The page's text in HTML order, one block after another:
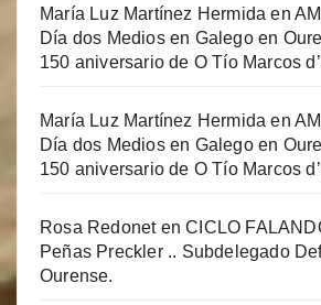
María Luz Martínez Hermida en
Día dos Medios en Galego en
150 aniversario de O Tío Marcos
María Luz Martínez Hermida en
Día dos Medios en Galego en
150 aniversario de O Tío Marcos
Rosa RedonetenCICLO
Peñas Preckler .. Subdelegado
Ourense.